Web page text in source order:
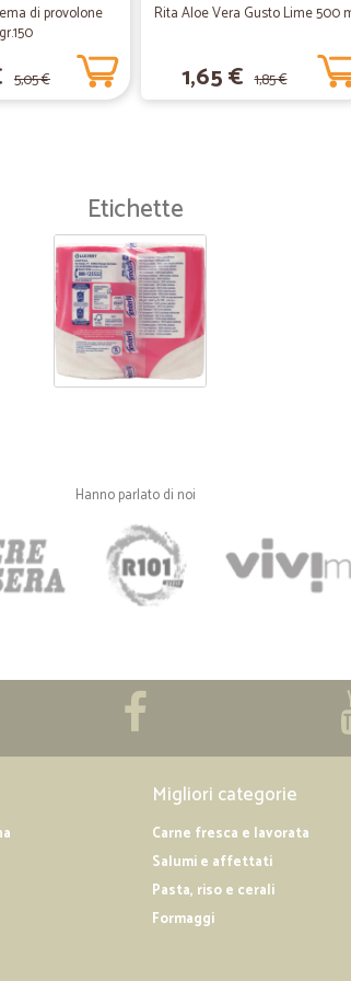
Prodotto ottimo
ottimo
Dopo la'bufera' servizio
Servizio perfetto
Ottimo!!! Tutto perfetto,
Servizio ottimo già
può assentarsi a lungo per
di provolone
gr.150
5,05 €
Rita Aloe Vera Gusto Lime 500
1,65 € 1,85 €
Etichette
Hanno parlato di noi
Migliori categorie
Carne fresca e lavorata
Salumi e affettati
Pasta, riso e cerali
Formaggi